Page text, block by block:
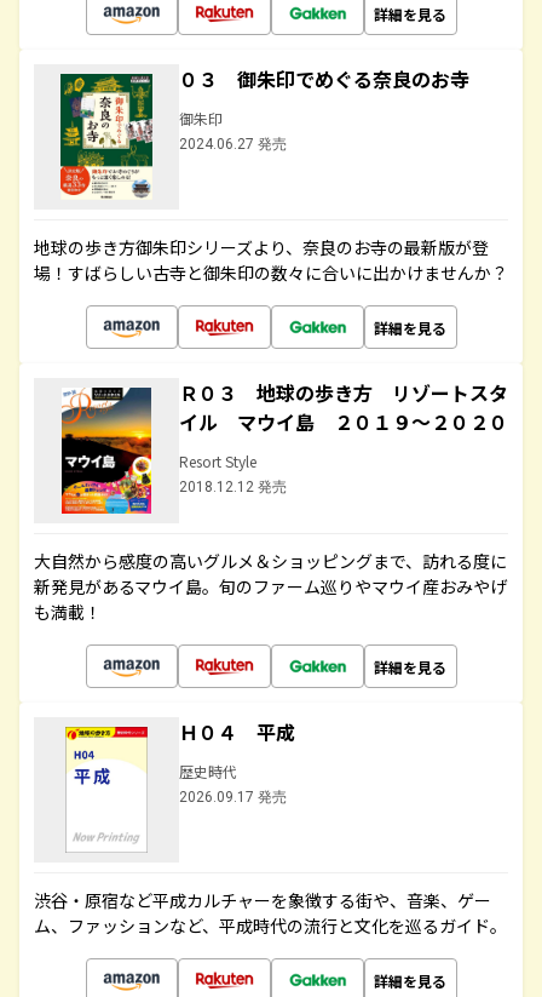
詳細を見る
０３ 御朱印でめぐる奈良のお寺
御朱印
2024.06.27 発売
地球の歩き方御朱印シリーズより、奈良のお寺の最新版が登
場！すばらしい古寺と御朱印の数々に合いに出かけませんか？
詳細を見る
Ｒ０３ 地球の歩き方 リゾートスタ
イル マウイ島 ２０１９～２０２０
Resort Style
2018.12.12 発売
大自然から感度の高いグルメ＆ショッピングまで、訪れる度に
新発見があるマウイ島。旬のファーム巡りやマウイ産おみやげ
も満載！
詳細を見る
Ｈ０４ 平成
歴史時代
2026.09.17 発売
渋谷・原宿など平成カルチャーを象徴する街や、音楽、ゲー
ム、ファッションなど、平成時代の流行と文化を巡るガイド。
詳細を見る